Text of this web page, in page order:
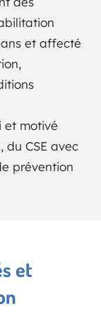
et affecté
et motivé
CSE avec
prévention
et